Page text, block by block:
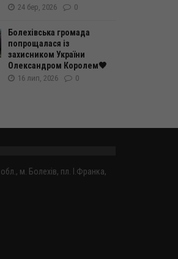
24 бер, 2026 0
Болехівська громада
попрощалася із
захисником України
Олександром Королем🖤
16 лип, 2026 0
м. Болехів, пл. І.Франка,